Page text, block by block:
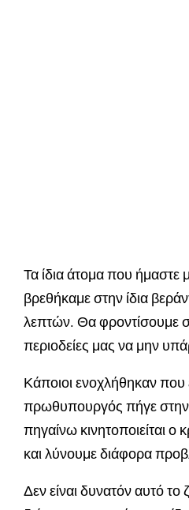
Τα ίδια άτομα που ήμαστε
βρεθήκαμε στην ίδια
λεπτών. Θα φροντίσουμε
περιοδείες μας να μην
Κάποιοι ενοχλήθηκαν που
πρωθυπουργός πήγε στην
πηγαίνω κινητοποιείται ο
και λύνουμε διάφορα
Δεν είναι δυνατόν αυτό το